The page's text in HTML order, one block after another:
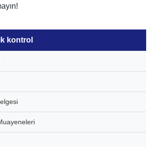
kontrol